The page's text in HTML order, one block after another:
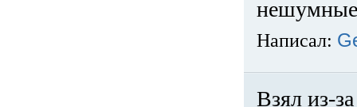
нешумные
Написал:
Взял из-